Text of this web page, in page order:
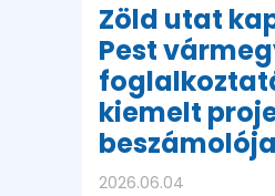
Zöld utat
Pest
kiemelt
beszámolója
2026.06.04